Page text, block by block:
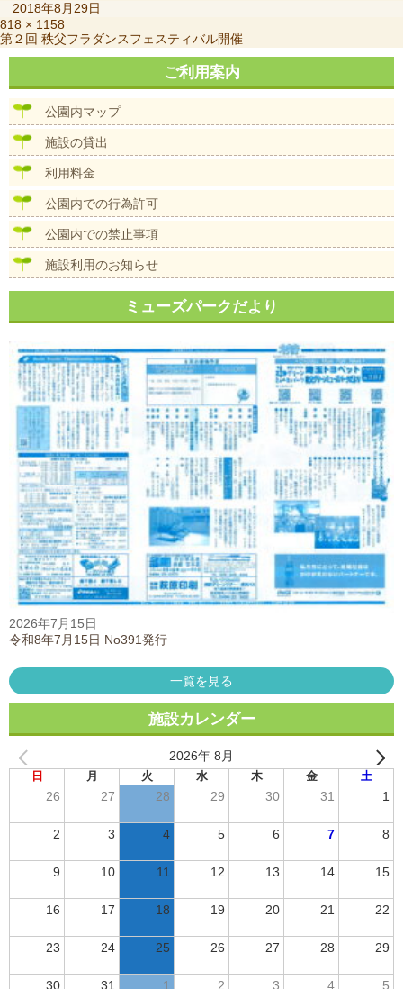
稿
日:
2018年8月29日
フ
ル
サ
ズ
818 × 1158
投
稿
ビ
第２回 秩父フラダンスフェスティバル開催
ご利用案内
公園内マップ
施設の貸出
利用料金
公園内での行為許可
公園内での禁止事項
施設利用のお知らせ
ミューズパークだより
2026年7月15日
令和8年7月15日 No391発行
一覧を見る
施設カレンダー
2026年 8月
日 月 火 水 木 金 土
26 27 28 29 30 31 1
2 3 4 5 6 7 8
9 10 11 12 13 14 15
16 17 18 19 20 21 22
23 24 25 26 27 28 29
30 31 1 2 3 4 5